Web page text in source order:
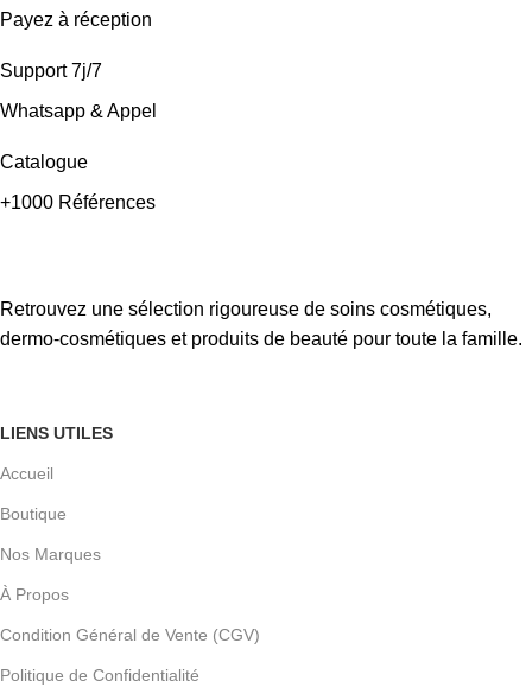
Payez à réception
Support 7j/7
Whatsapp & Appel
Catalogue
+1000 Références
Retrouvez une sélection rigoureuse de soins cosmétiques,
dermo-cosmétiques et produits de beauté pour toute la famille.
LIENS UTILES
Accueil
Boutique
Nos Marques
À Propos
Condition Général de Vente (CGV)
Politique de Confidentialité